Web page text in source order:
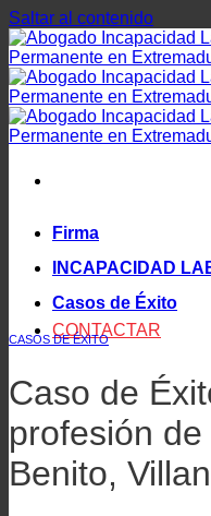
Saltar al contenido
Firma
INCAPACIDAD
Casos de Éxito
CONTACTAR
CASOS DE ÉXITO
Caso de
profesión
Benito,